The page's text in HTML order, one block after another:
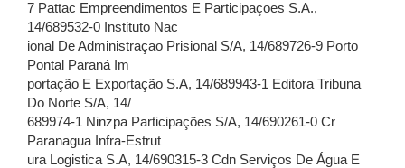
7 Pattac Empreendimentos E Participaçoes S.A.,
14/689532-0 Instituto Nac
ional De Administraçao Prisional S/A, 14/689726-9 Porto
Pontal Paraná Im
portação E Exportação S.A, 14/689943-1 Editora Tribuna
Do Norte S/A, 14/
689974-1 Ninzpa Participações S/A, 14/690261-0 Cr
Paranagua Infra-Estrut
ura Logistica S.A, 14/690315-3 Cdn Serviços De Água E